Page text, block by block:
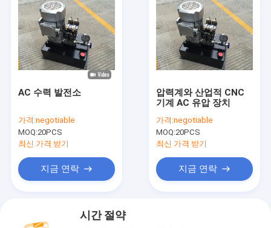
AC 수력 발전소
가격:negotiable
MOQ:20PCS
최신 가격 받기
지금 연락
압력계와 산업적 CNC
기계 AC 유압 장치
가격:negotiable
MOQ:20PCS
최신 가격 받기
지금 연락
시간 절약